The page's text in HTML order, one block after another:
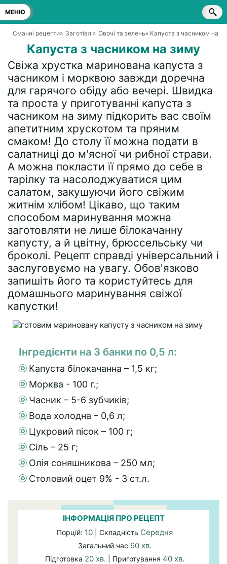
МЕНЮ
Смачні рецепти» Заготівлі» Овочі та зелень» Капуста з часником на
Капуста з часником на зиму
Свіжа хрустка маринована капуста з
часником і морквою завжди доречна
для гарячого обіду або вечері. Швидка
та проста у приготуванні капуста з
часником на зиму підкорить вас своїм
апетитним хрускотом та пряним
смаком! До столу її можна подати в
салатниці до м'ясної чи рибної страви.
А можна покласти її прямо до себе в
тарілку та насолоджуватися цим
салатом, закушуючи його свіжим
житнім хлібом! Цікаво, що таким
способом маринування можна
заготовляти не лише білокачанну
капусту, а й цвітну, брюссельську чи
броколі. Рецепт справді універсальний і
заслуговуємо на увагу. Обов'язково
запишіть його та користуйтесь для
домашнього маринування свіжої
капустки!
Інгредієнти на 3 банки по 0,5 л:
Капуста білокачанна – 1,5 кг;
Морква - 100 г.;
Часник – 5-6 зубчиків;
Вода холодна – 0,6 л;
Цукровий пісок – 100 г;
Сіль – 25 г;
Олія соняшникова – 250 мл;
Столовий оцет 9% - 3 ст.л.
ІНФОРМАЦІЯ ПРО РЕЦЕПТ
Порцій: 10 | Складність Середня
Загальний час 60 хв.
Підготовка 20 хв. | Приготування 40 хв.